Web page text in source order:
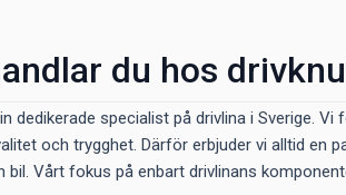
du hos
dedikerade specialist på drivlina i Sverige.
och trygghet. Därför erbjuder vi alltid
bil. Vårt fokus på enbart drivlinans